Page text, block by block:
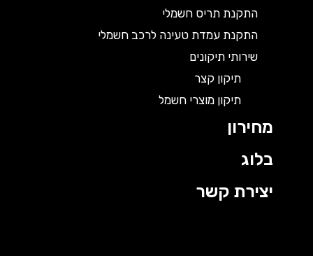
התקנת תריס חשמלי
התקנת עמדת טעינה לרכב חשמלי
שירותי תיקונים
תיקון קצר
תיקון מוצרי חשמל
מחירון
בלוג
יצירת קשר